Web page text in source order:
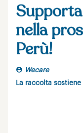
nella
Perù!
Wecare
La raccolta sostiene